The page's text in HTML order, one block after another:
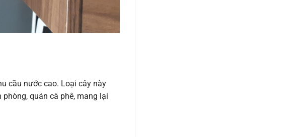
cầu nước cao. Loại cây này
quán cà phê, mang lại